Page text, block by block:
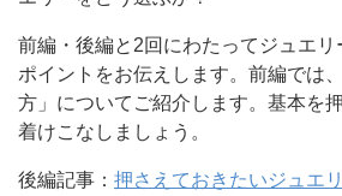
前編・後編と2回にわたってジュエ
ポイントをお伝えします。前編では
方」についてご紹介します。基本を
着けこなしましょう。
後編記事： 押さえておきたいジュエ